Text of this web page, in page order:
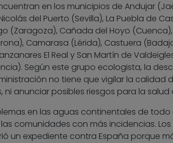
en los municipios de Andujar
del Puerto (Sevilla), La Puebla de
(Zaragoza), Cañada del Hoyo
Camarasa (Lérida), Castuera
El Real y San Martín de
Según este grupo ecologista, la
no tiene que vigilar la calidad
anunciar posibles riesgos para la salud
en las aguas continentales de todo
comunidades con más incidencias.
un expediente contra España porque